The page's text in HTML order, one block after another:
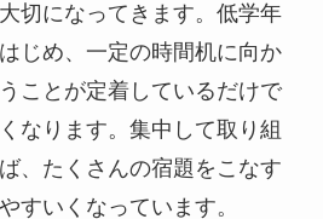
切になってきます。低学年
じめ、一定の時間机に向か
ことが定着しているだけで
なります。集中して取り組
、たくさんの宿題をこなす
すいくなっています。